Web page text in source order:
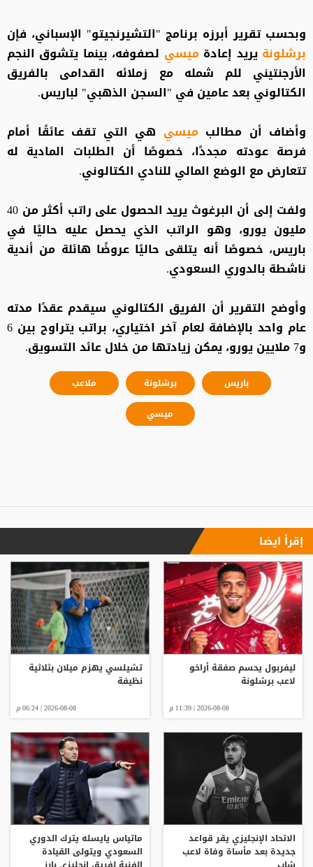
وبحسب تقرير أبرزه برنامج "التشيرنجيتو" الإسباني، فإن
برشلونةيريد إعادة ميسي لصفوفه، بينما يتشوق النجم
الأرجنتيني للم شمله مع زملائه القدامى بالفريق
الكتالوني بعد عامين في "السجن الذهبي" لباريس.
وأضاف أن مطالب ميسي هي التي تقف عائقًا أمام
فرصة عودته مجددًا، خصوصًا أن الطلبات المادية له
تتعارض مع الوضع المالي للنادي الكتالوني.
ولفت إلى أن البرغوث يريد الحصول على راتب أكثر من 40
مليون يورو، وهو الراتب الذي يحصل عليه حاليًا في
باريس، خصوصًا أنه يتلقى حاليًا عروضًا هائلة من أندية
ناشطة بالدوري السعودي.
وأوضح التقرير أن الفريق الكتالوني سيقدم عقدًا مدته
عام واحد بالإضافة لعام آخر اختياري، براتب يتراوح بين 6
و7 ملايين يورو، يمكن زيادتها من خلال عائد التسويق.
باريس برشلونة
ملاعب
ميسي
إقرأ ايضا
ليفربول يحسم صفقة أراخو
لاعب برشلونة
2026-08-08 | 11:39 م
تشيلسي يهزم ميلان بثلاثية
نظيفة
2026-08-08 | 06:24 م
الاتحاد الإنجليزي يقر قواعد
جديدة بعد مأساة وفاة لاعب
ماتياس يايسله يترك الدوري
السعودي ويتولى القيادة